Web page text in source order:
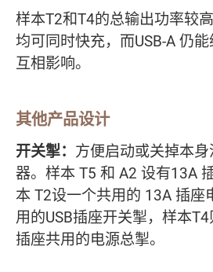
样本T2和T4的总输出功率较
均可同时快充，而USB-A 仍
互相影响。
其他产品设计
开关掣： 方便启动或关掉本
器。样本 T5 和 A2 设有13A
本 T2设一个共用的 13A 插座
用的USB插座开关掣，样本
插座共用的电源总掣。